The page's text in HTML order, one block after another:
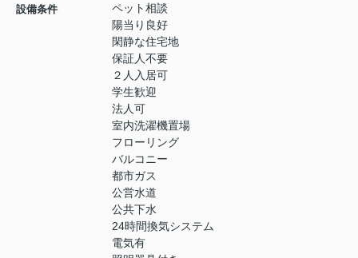
設備条件
ペット相談
陽当り良好
閑静な住宅地
保証人不要
２人入居可
学生歓迎
法人可
室内洗濯機置場
フローリング
バルコニー
都市ガス
公営水道
公共下水
24時間換気システム
電気有